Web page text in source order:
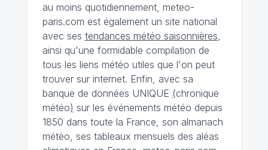
au moins quotidiennement, meteo-
paris.com est également un site national
avec ses tendances météo saisonnières
ainsi qu'une formidable compilation de
tous les liens météo utiles que l'on peut
trouver sur internet. Enfin, avec sa
banque de données UNIQUE (chronique
météo) sur les événements météo depuis
1850 dans toute la France, son almanach
météo, ses tableaux mensuels des aléas